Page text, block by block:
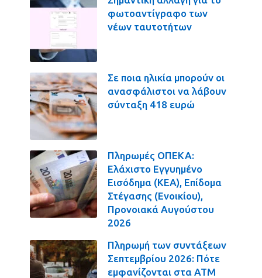
φωτοαντίγραφο των
νέων ταυτοτήτων
Σε ποια ηλικία μπορούν οι
ανασφάλιστοι να λάβουν
σύνταξη 418 ευρώ
Πληρωμές ΟΠΕΚΑ:
Ελάχιστο Εγγυημένο
Εισόδημα (ΚΕΑ), Επίδομα
Στέγασης (Ενοικίου),
Προνοιακά Αυγούστου
2026
Πληρωμή των συντάξεων
Σεπτεμβρίου 2026: Πότε
εμφανίζονται στα ΑΤΜ